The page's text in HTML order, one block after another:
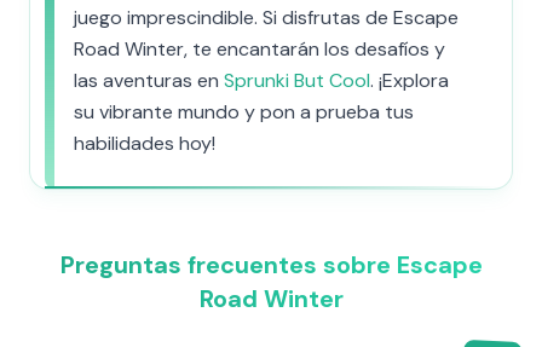
juego imprescindible. Si disfrutas de Escape
Road Winter, te encantarán los desafíos y
las aventuras en Sprunki But Cool. ¡Explora
su vibrante mundo y pon a prueba tus
habilidades hoy!
Preguntas frecuentes sobre Escape
Road Winter